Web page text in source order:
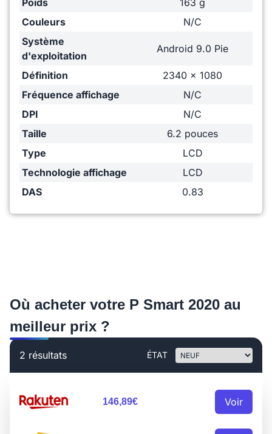
Poids
163 g
Couleurs
N/C
Système
d'exploitation
Android 9.0 Pie
Définition
2340 x 1080
Fréquence affichage
N/C
DPI
N/C
Taille
6.2 pouces
Type
LCD
Technologie affichage
LCD
DAS
0.83
Où acheter votre P Smart 2020 au
meilleur prix ?
2 résultats ÉTAT
146,89€ Voir